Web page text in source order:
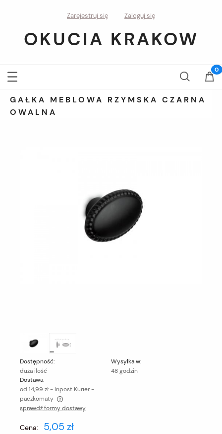
Zarejestruj się Zaloguj się
OKUCIA KRAKOW
GAŁKA MEBLOWA RZYMSKA CZARNA
OWALNA
Dostępność:
duża ilość
Wysyłka w:
48 godzin
Dostawa:
od 14,99 zł- Inpost Kurier -
paczkomaty
Cena nie zawiera ewentualnych kosztów płatności
sprawdź formy dostawy
Cena: 5,05 zł